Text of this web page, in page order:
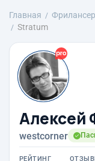
Главная
Stratum
Алексей
westcorner
РЕЙТИНГ